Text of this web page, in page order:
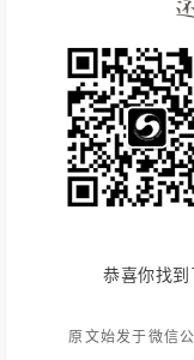
恭喜你找
原文始发于微信